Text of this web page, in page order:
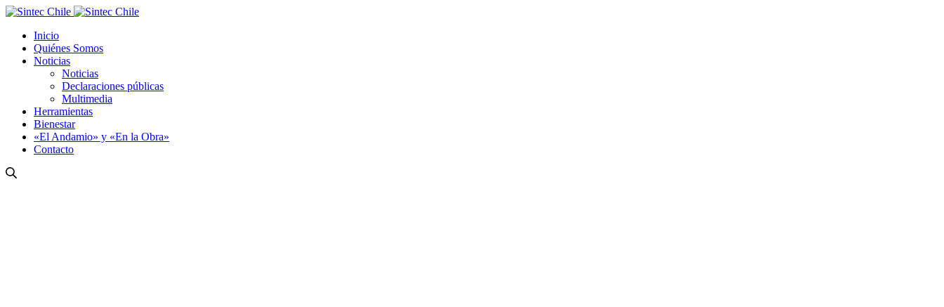
Inicio
Quiénes Somos
Noticias
Noticias
Declaraciones públicas
Multimedia
Herramientas
Bienestar
«El Andamio» y «En la Obra»
Contacto